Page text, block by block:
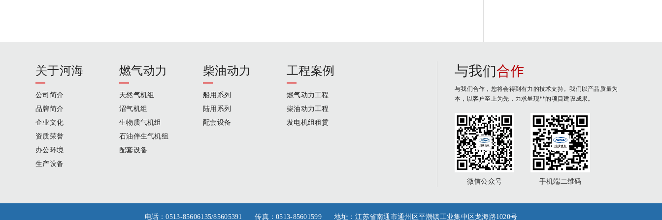
关于河海
公司简介
品牌简介
企业文化
资质荣誉
办公环境
生产设备
燃气动力
天然气机组
沼气机组
生物质气机组
石油伴生气机组
配套设备
柴油动力
船用系列
陆用系列
配套设备
工程案例
燃气动力工程
柴油动力工程
发电机组租赁
与我们合作
与我们合作，您将会得到有力的技术支持。我们以产品质量为
本，以客户至上为先，力求呈现**的项目建设成果。
微信公众号 手机端二维码
电话：0513-85606135/85605391 传真：0513-85601599 地址：江苏省南通市通州区平潮镇工业集中区龙海路1020号